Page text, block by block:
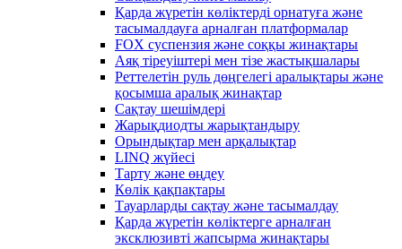
Қарда жүретін көліктерді орнатуға және
тасымалдауға арналған платформалар
FOX суспензия және соққы жинақтары
Аяқ тіреуіштері мен тізе жастықшалары
Реттелетін руль дөңгелегі аралықтары және
қосымша аралық жинақтар
Сақтау шешімдері
Жарықдиодты жарықтандыру
Орындықтар мен арқалықтар
LINQ жүйесі
Тарту және өңдеу
Көлік қақпақтары
Тауарларды сақтау және тасымалдау
Қарда жүретін көліктерге арналған
эксклюзивті жапсырма жинақтары